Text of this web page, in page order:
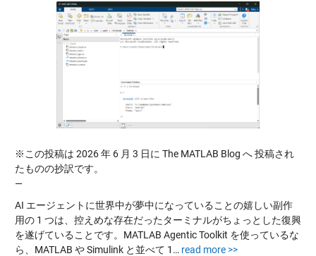
※この投稿は 2026 年 6 月 3 日に The MATLAB Blog へ 投稿され
たものの抄訳です。
—
AI エージェントに世界中が夢中になっていることの嬉しい副作
用の 1 つは、控えめな存在だったターミナルがちょっとした復興
を遂げていることです。MATLAB Agentic Toolkit を使っているな
ら、MATLAB や Simulink と並べて 1… read more >>